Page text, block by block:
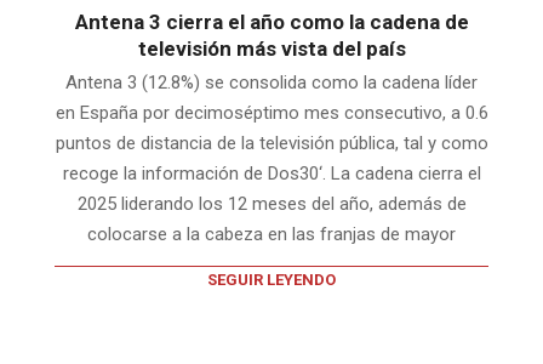
Antena 3 cierra el año como la cadena de
televisión más vista del país
Antena 3 (12.8%) se consolida como la cadena líder
en España por decimoséptimo mes consecutivo, a 0.6
puntos de distancia de la televisión pública, tal y como
recoge la información de Dos30‘. La cadena cierra el
2025 liderando los 12 meses del año, además de
colocarse a la cabeza en las franjas de mayor
SEGUIR LEYENDO